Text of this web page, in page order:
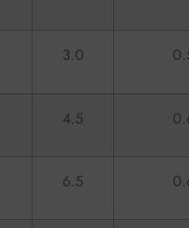
3.0
4.5
6.5